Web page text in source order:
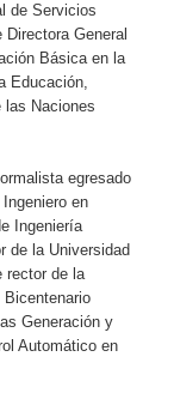
de Servicios
General
Básica en la
Educación,
las Naciones
egresado
en
Ingeniería
de la Universidad
rector de la
Bicentenario
Generación y
Automático en